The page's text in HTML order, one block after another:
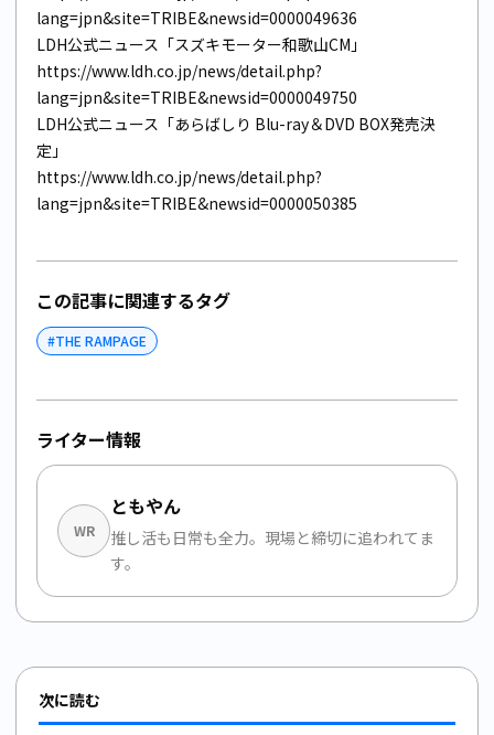
lang=jpn&site=TRIBE&newsid=0000049636
LDH公式ニュース「スズキモーター和歌山CM」
https://www.ldh.co.jp/news/detail.php?
lang=jpn&site=TRIBE&newsid=0000049750
LDH公式ニュース「あらばしり Blu-ray＆DVD BOX発売決
定」
https://www.ldh.co.jp/news/detail.php?
lang=jpn&site=TRIBE&newsid=0000050385
この記事に関連するタグ
#THE RAMPAGE
ライター情報
WR
ともやん
推し活も日常も全力。現場と締切に追われてま
す。
次に読む